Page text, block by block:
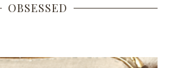
OBSESSED